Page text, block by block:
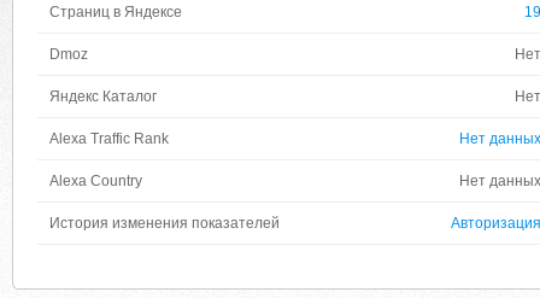
Страниц в Яндексе 19
Dmoz Нет
Яндекс Каталог Нет
Alexa Traffic Rank Нет данных
Alexa Country Нет данных
История изменения показателей Авторизация